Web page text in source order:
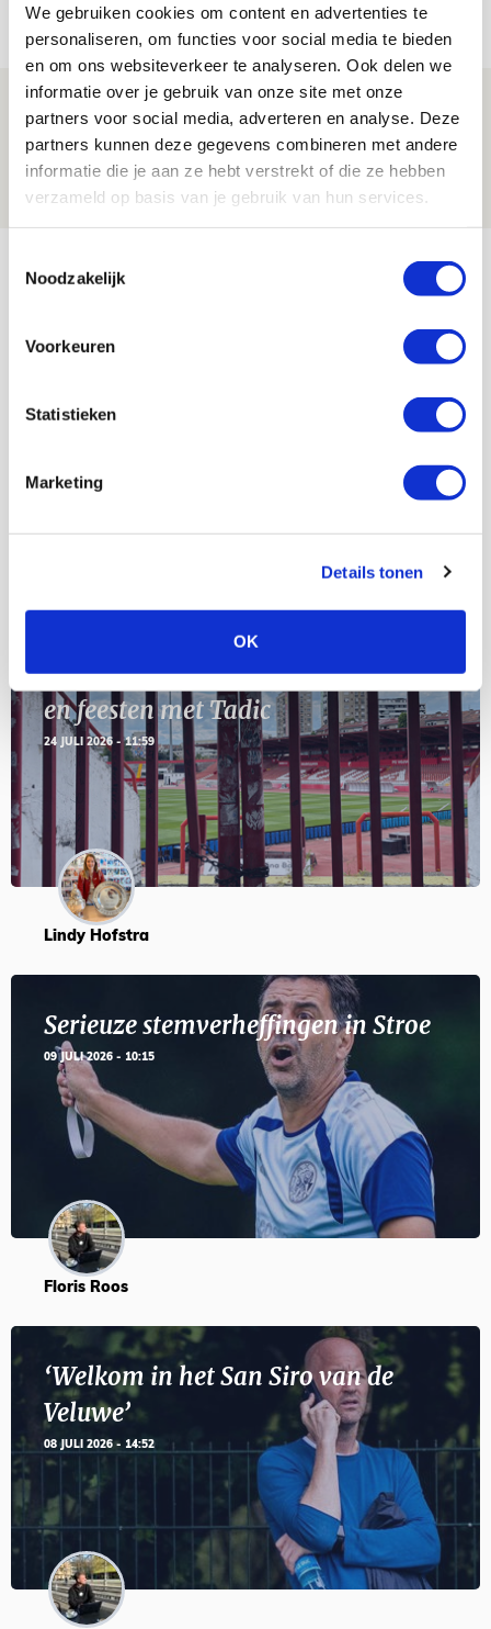
We gebruiken cookies om content en advertenties te
personaliseren, om functies voor social media te bieden
en om ons websiteverkeer te analyseren. Ook delen we
informatie over je gebruik van onze site met onze
partners voor social media, adverteren en analyse. Deze
partners kunnen deze gegevens combineren met andere
informatie die je aan ze hebt verstrekt of die ze hebben
verzameld op basis van je gebruik van hun services.
Noodzakelijk
Voorkeuren
Statistieken
Marketing
Details tonen
OK
06 AUGUSTUS 2026 - 13:13
PRIJSVRAAG
Reis jij als mascotte mee naar uitduel
met Telstar?
06 AUGUSTUS 2026 - 13:04
PRIJSVRAAG
Selectiedag ballenjongens/-meiden
SEP
Servische maffiabaas in grauwe bak
en feesten met Tadic
24 JULI 2026 - 11:59
Lindy Hofstra
Serieuze stemverheffingen in Stroe
09 JULI 2026 - 10:15
Floris Roos
‘Welkom in het San Siro van de
Veluwe’
08 JULI 2026 - 14:52